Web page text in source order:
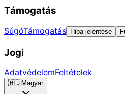
Támogatás
SúgóTámogatás Hiba jelentése
Jogi
AdatvédelemFeltételek
🇭🇺Magyar